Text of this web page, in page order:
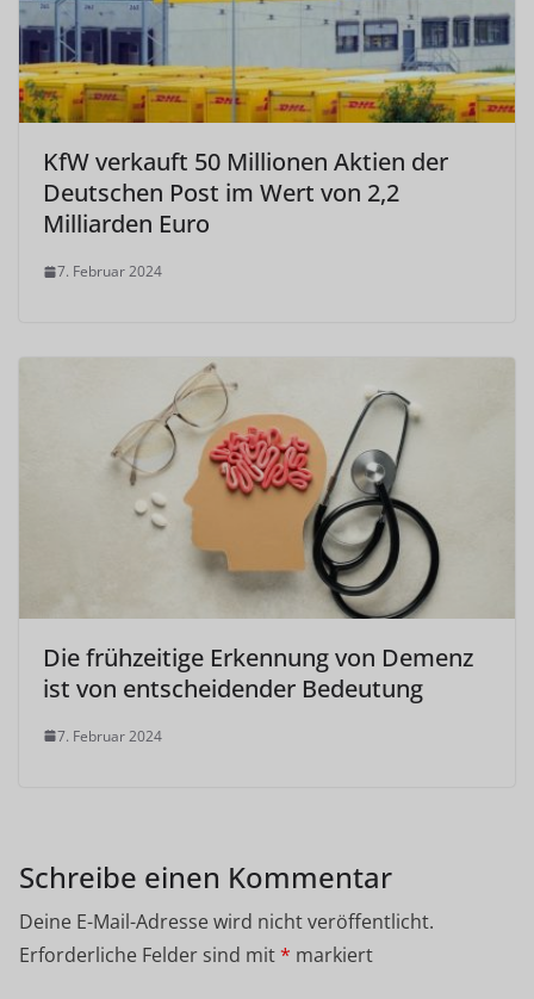
KfW verkauft 50 Millionen Aktien der
Deutschen Post im Wert von 2,2
Milliarden Euro
7. Februar 2024
Die frühzeitige Erkennung von Demenz
ist von entscheidender Bedeutung
7. Februar 2024
Schreibe einen Kommentar
Deine E-Mail-Adresse wird nicht veröffentlicht.
Erforderliche Felder sind mit* markiert